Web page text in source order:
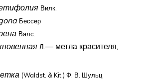
Вилк.
Бессер
Валс.
Л. — метла красителя,
(Waldst. & Kit.) Ф. В. Шульц